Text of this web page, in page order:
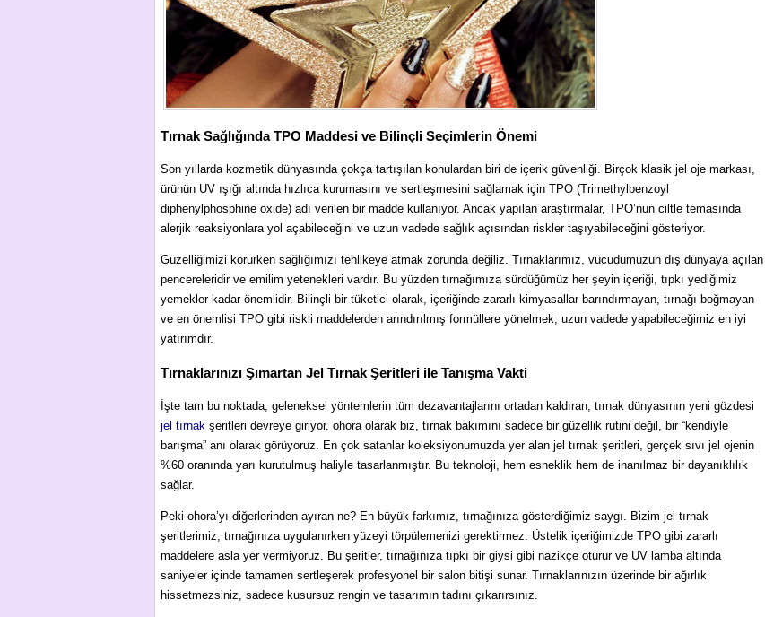
Tırnak Sağlığında TPO Maddesi ve Bilinçli Seçimlerin Önemi
Son yıllarda kozmetik dünyasında çokça tartışılan konulardan biri de içerik güvenliği. Birçok klasik jel oje markası,
ürünün UV ışığı altında hızlıca kurumasını ve sertleşmesini sağlamak için TPO (Trimethylbenzoyl
diphenylphosphine oxide) adı verilen bir madde kullanıyor. Ancak yapılan araştırmalar, TPO’nun ciltle temasında
alerjik reaksiyonlara yol açabileceğini ve uzun vadede sağlık açısından riskler taşıyabileceğini gösteriyor.
Güzelliğimizi korurken sağlığımızı tehlikeye atmak zorunda değiliz. Tırnaklarımız, vücudumuzun dış dünyaya açılan
pencereleridir ve emilim yetenekleri vardır. Bu yüzden tırnağımıza sürdüğümüz her şeyin içeriği, tıpkı yediğimiz
yemekler kadar önemlidir. Bilinçli bir tüketici olarak, içeriğinde zararlı kimyasallar barındırmayan, tırnağı boğmayan
ve en önemlisi TPO gibi riskli maddelerden arındırılmış formüllere yönelmek, uzun vadede yapabileceğimiz en iyi
yatırımdır.
Tırnaklarınızı Şımartan Jel Tırnak Şeritleri ile Tanışma Vakti
İşte tam bu noktada, geleneksel yöntemlerin tüm dezavantajlarını ortadan kaldıran, tırnak dünyasının yeni gözdesi
jel tırnak şeritleri devreye giriyor. ohora olarak biz, tırnak bakımını sadece bir güzellik rutini değil, bir “kendiyle
barışma” anı olarak görüyoruz. En çok satanlar koleksiyonumuzda yer alan jel tırnak şeritleri, gerçek sıvı jel ojenin
%60 oranında yarı kurutulmuş haliyle tasarlanmıştır. Bu teknoloji, hem esneklik hem de inanılmaz bir dayanıklılık
sağlar.
Peki ohora’yı diğerlerinden ayıran ne? En büyük farkımız, tırnağınıza gösterdiğimiz saygı. Bizim jel tırnak
şeritlerimiz, tırnağınıza uygulanırken yüzeyi törpülemenizi gerektirmez. Üstelik içeriğimizde TPO gibi zararlı
maddelere asla yer vermiyoruz. Bu şeritler, tırnağınıza tıpkı bir giysi gibi nazikçe oturur ve UV lamba altında
saniyeler içinde tamamen sertleşerek profesyonel bir salon bitişi sunar. Tırnaklarınızın üzerinde bir ağırlık
hissetmezsiniz, sadece kusursuz rengin ve tasarımın tadını çıkarırsınız.